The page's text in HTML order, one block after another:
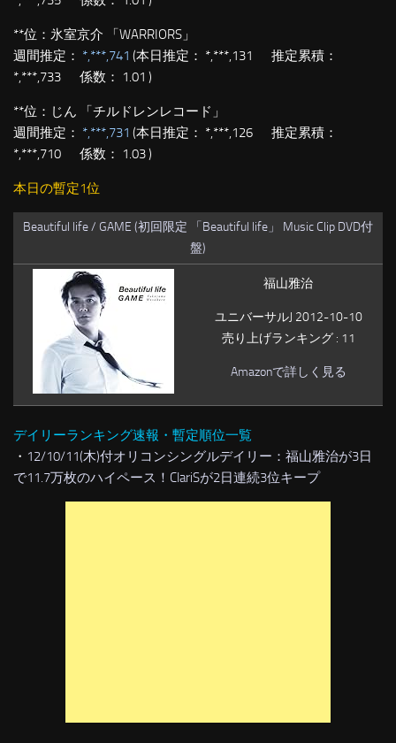
**位： 氷室京介 「WARRIORS」
週間推定： *,***,741 (本日推定： *,***,131 推定累積：
*,***,733 係数： 1.01 )
**位： じん 「チルドレンレコード」
週間推定： *,***,731 (本日推定： *,***,126 推定累積：
*,***,710 係数： 1.03 )
本日の暫定1位
Beautiful life / GAME (初回限定 「Beautiful life」 Music Clip DVD付
盤)
福山雅治
ユニバーサルJ 2012-10-10
売り上げランキング : 11
Amazonで詳しく見る
デイリーランキング速報・暫定順位一覧
・ 12/10/11(木)付オリコンシングルデイリー：福山雅治が3日
で11.7万枚のハイペース！ClariSが2日連続3位キープ